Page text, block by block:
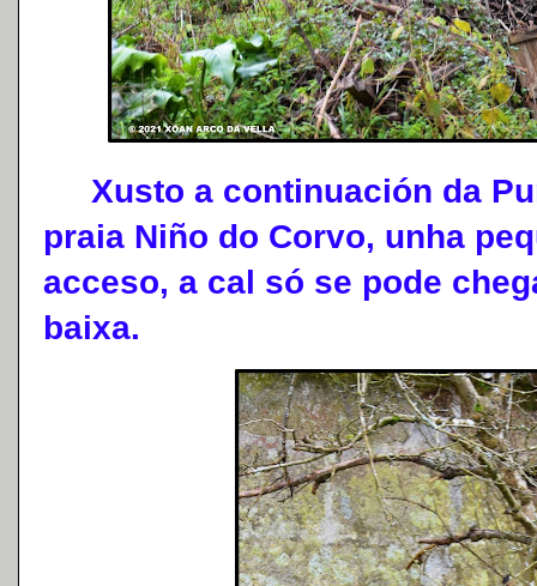
Xusto a continuación da
praia Niño do Corvo, unha
acceso, a cal só se pode
baixa.